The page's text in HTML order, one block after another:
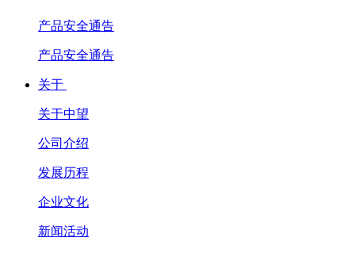
产品安全通告
产品安全通告
关于
关于中望
公司介绍
发展历程
企业文化
新闻活动